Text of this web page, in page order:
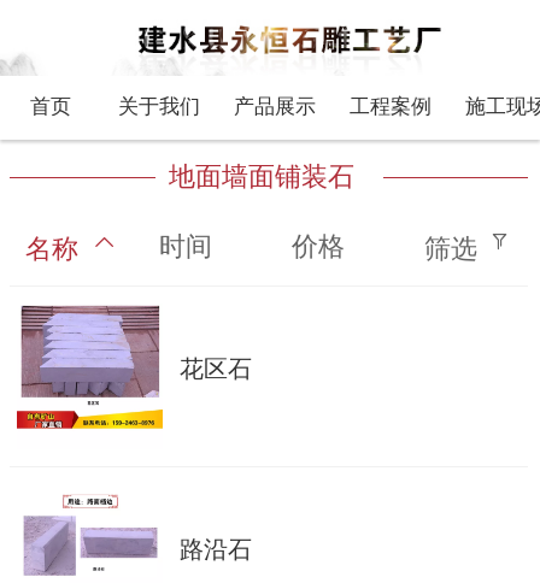
首页 关于我们 产品展示 工程案例 施工现
地面墙面铺装石
名称 时间 价格 筛选
花区石
路沿石